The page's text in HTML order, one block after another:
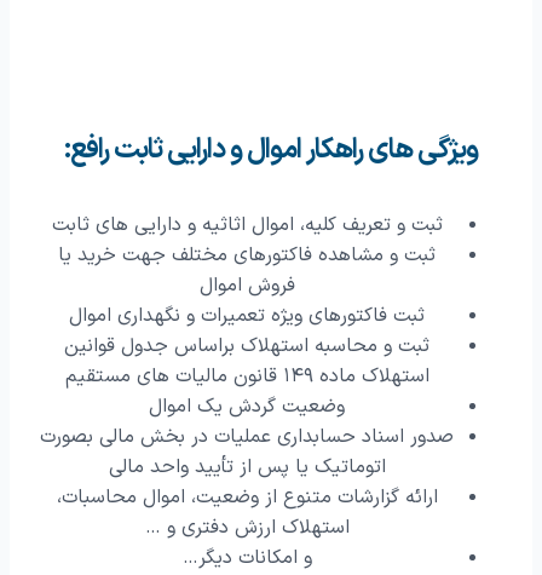
ویژگی های راهکار اموال و دارایی ثابت رافع:
ثبت و تعریف کلیه، اموال اثاثیه و دارایی های ثابت
ثبت و مشاهده فاکتورهای مختلف جهت خرید یا
فروش اموال
ثبت فاکتورهای ویژه تعمیرات و نگهداری اموال
ثبت و محاسبه استهلاک براساس جدول قوانین
استهلاک ماده ۱۴۹ قانون مالیات های مستقیم
وضعیت گردش یک اموال
صدور اسناد حسابداری عملیات در بخش مالی بصورت
اتوماتیک یا پس از تأیید واحد مالی
ارائه گزارشات متنوع از وضعیت، اموال محاسبات،
استهلاک ارزش دفتری و …
و امکانات دیگر…